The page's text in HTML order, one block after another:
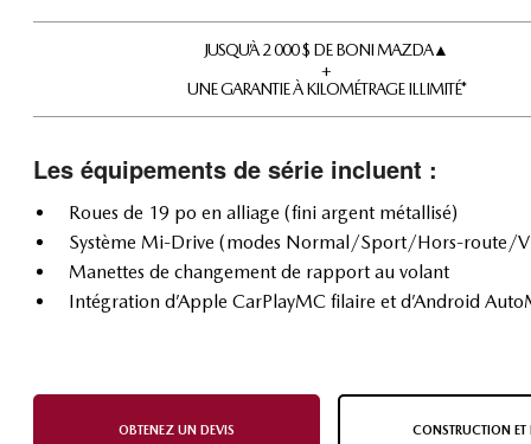
JUSQU’À 2 000 $ DE BONI MAZDA▲
+
UNE GARANTIE À KILOMÉTRAGE ILLIMITÉ*
Les équipements de série incluent :
Roues de 19 po en alliage (fini argent métallisé)
Système Mi-Drive (modes Normal/Sport/Hors-route/
Manettes de changement de rapport au volant
Intégration d’Apple CarPlayMC filaire et d’Android
OBTENEZ UN DEVIS CONSTRUCTION ET